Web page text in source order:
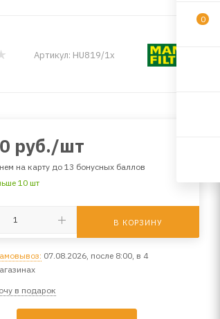
Артикул: HU819/1x
руб./шт
на карту до 13 бонусных баллов
10 шт
В КОРЗИНУ
07.08.2026, после 8:00, в 4
в подарок
0